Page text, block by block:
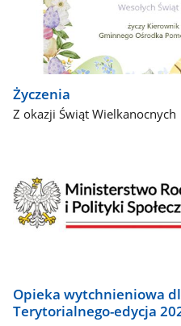
Życzenia
Z okazji Świąt Wielkanocnych
Opieka wytchnieniowa
Terytorialnego-edycja